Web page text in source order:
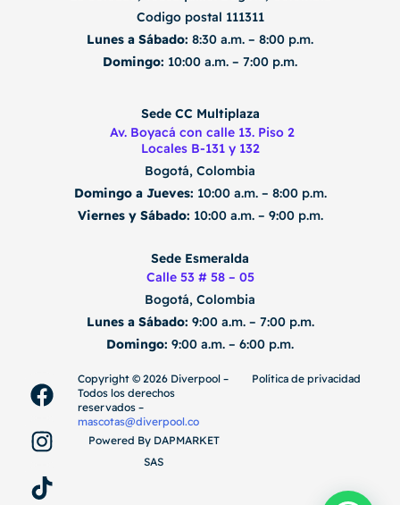
Codigo postal 111311
Lunes a Sábado: 8:30 a.m. – 8:00 p.m.
Domingo: 10:00 a.m. – 7:00 p.m.
Sede CC Multiplaza
Av. Boyacá con calle 13. Piso 2
Locales B-131 y 132
Bogotá, Colombia
Domingo a Jueves: 10:00 a.m. – 8:00 p.m.
Viernes y Sábado: 10:00 a.m. – 9:00 p.m.
Sede Esmeralda
Calle 53 # 58 – 05
Bogotá, Colombia
Lunes a Sábado: 9:00 a.m. – 7:00 p.m.
Domingo: 9:00 a.m. – 6:00 p.m.
F
a
c
e
b
o
I
n
s
t
a
g
T
i
k
t
o
k
Copyright ©️ 2026 Diverpool –
Todos los derechos
reservados –
mascotas@diverpool.co
Powered By DAPMARKET
SAS
Política de privacidad